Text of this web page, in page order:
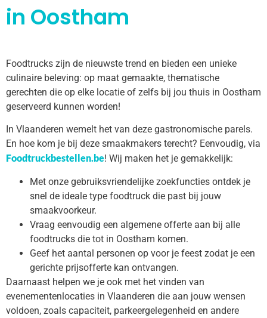
in Oostham
Foodtrucks zijn de nieuwste trend en bieden een unieke
culinaire beleving: op maat gemaakte, thematische
gerechten die op elke locatie of zelfs bij jou thuis in Oostham
geserveerd kunnen worden!
In Vlaanderen wemelt het van deze gastronomische parels.
En hoe kom je bij deze smaakmakers terecht? Eenvoudig, via
Foodtruckbestellen.be! Wij maken het je gemakkelijk:
Met onze gebruiksvriendelijke zoekfuncties ontdek je
snel de ideale type foodtruck die past bij jouw
smaakvoorkeur.
Vraag eenvoudig een algemene offerte aan bij alle
foodtrucks die tot in Oostham komen.
Geef het aantal personen op voor je feest zodat je een
gerichte prijsofferte kan ontvangen.
Daarnaast helpen we je ook met het vinden van
evenementenlocaties in Vlaanderen die aan jouw wensen
voldoen, zoals capaciteit, parkeergelegenheid en andere